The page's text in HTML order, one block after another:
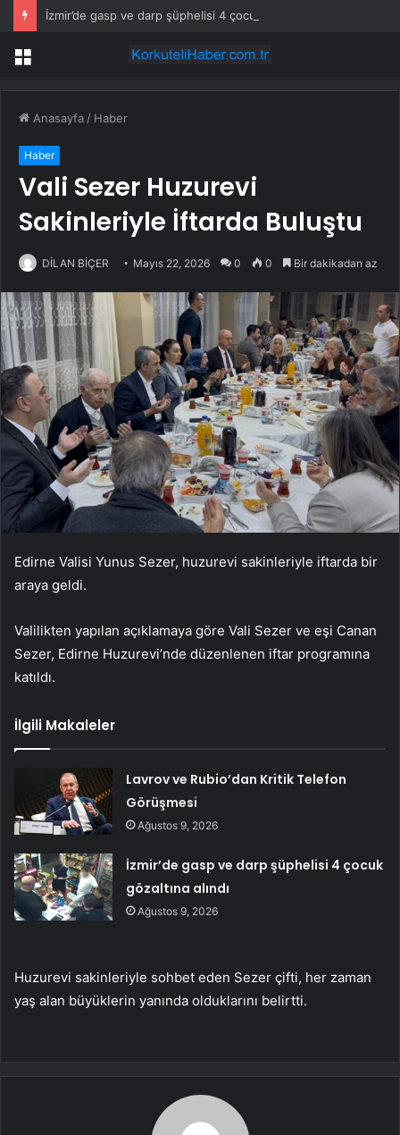
İzmir’de gasp ve darp şüphelisi 4 çocuk gözaltına alındı
Menü
Anasayfa / Haber
Haber
Vali Sezer Huzurevi
Sakinleriyle İftarda Buluştu
DİLAN BİÇER Mayıs 22, 2026 0 0 Bir dakikadan az
Edirne Valisi Yunus Sezer, huzurevi sakinleriyle iftarda bir
araya geldi.
Valilikten yapılan açıklamaya göre Vali Sezer ve eşi Canan
Sezer, Edirne Huzurevi’nde düzenlenen iftar programına
katıldı.
İlgili Makaleler
Lavrov ve Rubio’dan Kritik Telefon
Görüşmesi
Ağustos 9, 2026
İzmir’de gasp ve darp şüphelisi 4 çocuk
gözaltına alındı
Ağustos 9, 2026
Huzurevi sakinleriyle sohbet eden Sezer çifti, her zaman
yaş alan büyüklerin yanında olduklarını belirtti.